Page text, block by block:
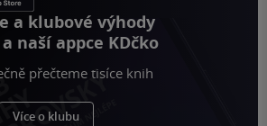
a klubové výhody
naší appce KDčko
přečteme tisíce knih
Více o klubu